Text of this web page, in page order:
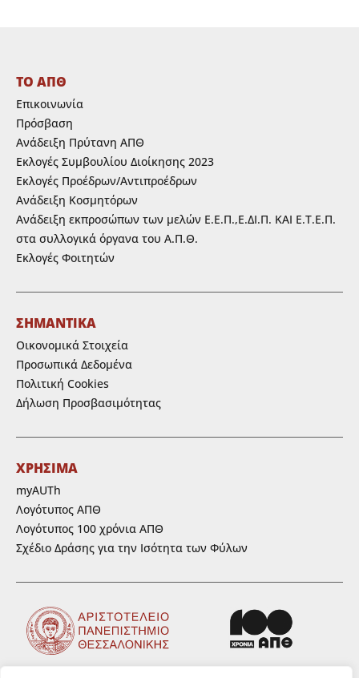
ΤΟ ΑΠΘ
Επικοινωνία
Πρόσβαση
Ανάδειξη Πρύτανη ΑΠΘ
Εκλογές Συμβουλίου Διοίκησης 2023
Εκλογές Προέδρων/Αντιπροέδρων
Ανάδειξη Κοσμητόρων
Ανάδειξη εκπροσώπων των μελών Ε.Ε.Π.,Ε.ΔΙ.Π. ΚΑΙ Ε.Τ.Ε.Π.
στα συλλογικά όργανα του Α.Π.Θ.
Εκλογές Φοιτητών
ΣΗΜΑΝΤΙΚΑ
Οικονομικά Στοιχεία
Προσωπικά Δεδομένα
Πολιτική Cookies
Δήλωση Προσβασιμότητας
ΧΡΗΣΙΜΑ
myAUTh
Λογότυπος ΑΠΘ
Λογότυπος 100 χρόνια ΑΠΘ
Σχέδιο Δράσης για την Ισότητα των Φύλων